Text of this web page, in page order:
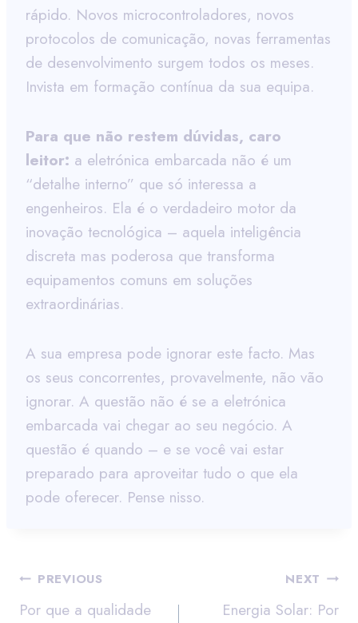
rápido. Novos microcontroladores, novos
protocolos de comunicação, novas ferramentas
de desenvolvimento surgem todos os meses.
Invista em formação contínua da sua equipa.
Para que não restem dúvidas, caro
leitor: a eletrónica embarcada não é um
“detalhe interno” que só interessa a
engenheiros. Ela é o verdadeiro motor da
inovação tecnológica – aquela inteligência
discreta mas poderosa que transforma
equipamentos comuns em soluções
extraordinárias.
A sua empresa pode ignorar este facto. Mas
os seus concorrentes, provavelmente, não vão
ignorar. A questão não é se a eletrónica
embarcada vai chegar ao seu negócio. A
questão é quando – e se você vai estar
preparado para aproveitar tudo o que ela
pode oferecer. Pense nisso.
PREVIOUS
Por que a qualidade
NEXT
Energia Solar: Por